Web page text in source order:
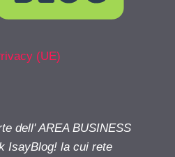
(UE)
dell' AREA BUSINESS
IsayBlog! la cui rete